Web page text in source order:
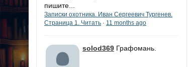
пишите...
Записки охотника. Иван Сергеевич Тургенев.
Страница 1. Читать · 11 months ago
solod369 Графомань.